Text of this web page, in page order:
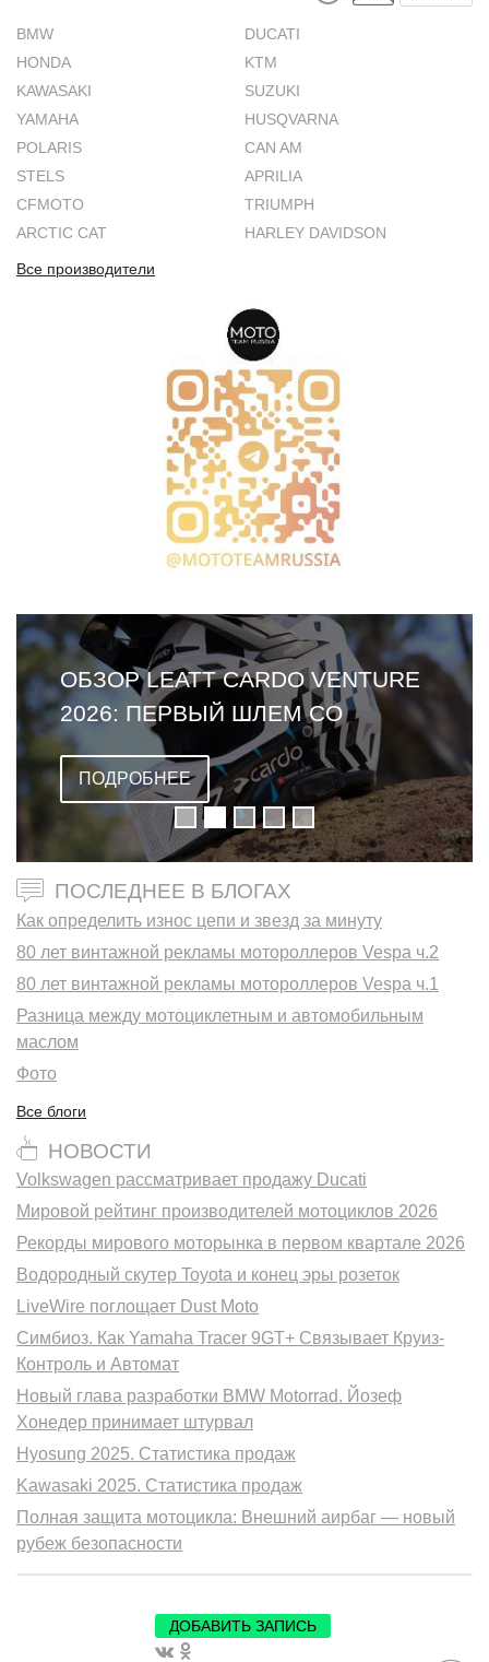
BMW
DUCATI
HONDA
KTM
KAWASAKI
SUZUKI
YAMAHA
HUSQVARNA
POLARIS
CAN AM
STELS
APRILIA
CFMOTO
TRIUMPH
ARCTIC CAT
HARLEY DAVIDSON
Все производители
ОБЗОР LEATT CARDO VENTURE
2026: ПЕРВЫЙ ШЛЕМ СО
ВСТРОЕННОЙ ГАРНИТУРОЙ
ПОДРОБНЕЕ
ПОСЛЕДНЕЕ В БЛОГАХ
Как определить износ цепи и звезд за минуту
80 лет винтажной рекламы мотороллеров Vespa ч.2
80 лет винтажной рекламы мотороллеров Vespa ч.1
Разница между мотоциклетным и автомобильным
маслом
Фото
Все блоги
НОВОСТИ
Volkswagen рассматривает продажу Ducati
Мировой рейтинг производителей мотоциклов 2026
Рекорды мирового моторынка в первом квартале 2026
Водородный скутер Toyota и конец эры розеток
LiveWire поглощает Dust Moto
Симбиоз. Как Yamaha Tracer 9GT+ Связывает Круиз-
Контроль и Автомат
Новый глава разработки BMW Motorrad. Йозеф
Хонедер принимает штурвал
Hyosung 2025. Статистика продаж
Kawasaki 2025. Статистика продаж
Полная защита мотоцикла: Внешний аирбаг — новый
рубеж безопасности
ДОБАВИТЬ ЗАПИСЬ